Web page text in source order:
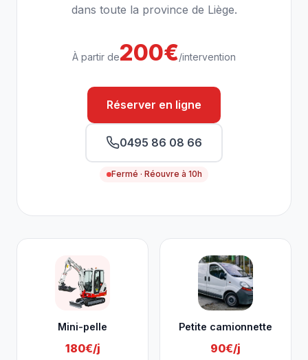
dans toute la province de Liège.
À partir de200€/intervention
Réserver en ligne
0495 86 08 66
Fermé · Réouvre à 10h
Mini-pelle
180€/j
Petite camionnette
90€/j